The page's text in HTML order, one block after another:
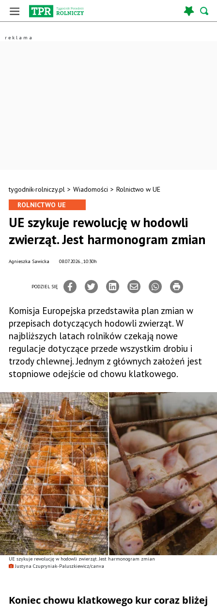
tygodnik-rolniczy.pl > Wiadomości > Rolnictwo w UE
UE szykuje rewolucję w hodowli zwierząt. Jest harmonogram zmian
Justyna Czupryniak-Paluszkiewicz/canva
ROLNICTWO UE
UE szykuje rewolucję w hodowli
zwierząt. Jest harmonogram zmian
08.07.2026., 10:30h
Agnieszka Sawicka
PODZIEL SIĘ
Komisja Europejska przedstawiła plan zmian w
przepisach dotyczących hodowli zwierząt. W
najbliższych latach rolników czekają nowe
regulacje dotyczące przede wszystkim drobiu i
trzody chlewnej. Jednym z głównych założeń jest
stopniowe odejście od chowu klatkowego.
Koniec chowu klatkowego kur coraz bliżej